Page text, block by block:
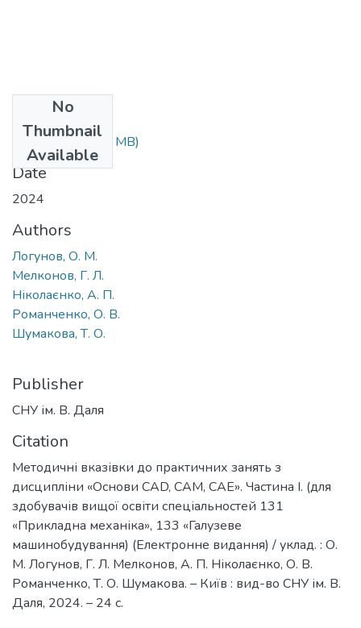
No
Thumbnail
Available
МВ 1-2.pdf(1.56 MB)
Date
2024
Authors
Логунов, О. М.
Мелконов, Г. Л.
Ніколаєнко, А. П.
Романченко, О. В.
Шумакова, Т. О.
Publisher
СНУ ім. В. Даля
Citation
Методичні вказівки до практичних занять з
дисципліни «Основи CAD, CAM, CAE». Частина І. (для
здобувачів вищої освіти спеціальностей 131
«Прикладна механіка», 133 «Галузеве
машинобудування) (Електронне видання) / уклад. : О.
М. Логунов, Г. Л. Мелконов, А. П. Ніколаєнко, О. В.
Романченко, Т. О. Шумакова. – Київ : вид-во СНУ ім. В.
Даля, 2024. – 24 с.